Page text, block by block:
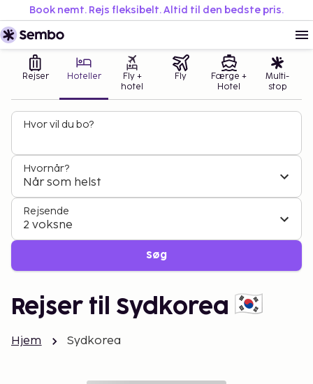
Book nemt. Rejs fleksibelt. Altid til den bedste pris.
Rejser Hoteller
Fly +
hotel
Fly
Færge +
Hotel
Multi-
stop
Hvor vil du bo?
Hvornår?
Når som helst
Rejsende
2 voksne
Søg
Rejser til Sydkorea
Hjem Sydkorea